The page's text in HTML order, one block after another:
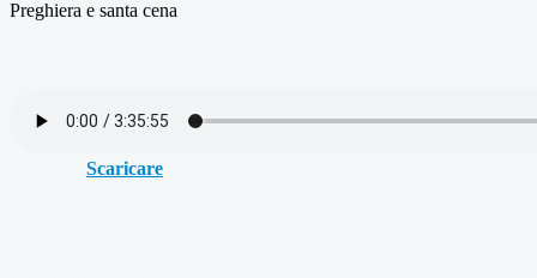
Preghiera e santa cena
Scaricare